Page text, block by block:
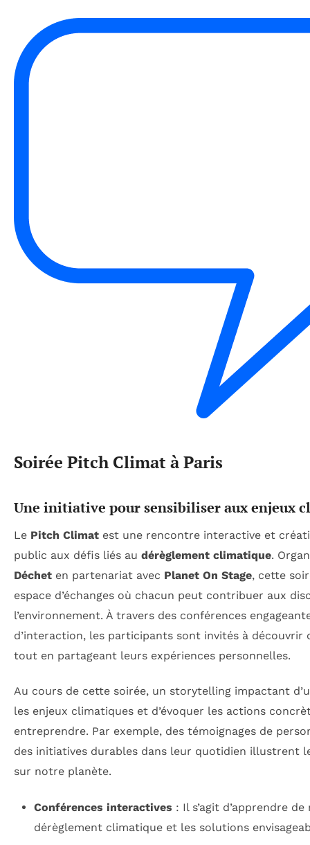
Soirée Pitch Climat à Paris
Une initiative pour sensibiliser aux enjeux
Le Pitch Climat est une rencontre interactive et
public aux défis liés au dérèglement climatique.
Déchet en partenariat avec Planet On Stage, cette
espace d’échanges où chacun peut contribuer aux
l’environnement. À travers des conférences
d’interaction, les participants sont invités à découvrir
tout en partageant leurs expériences personnelles.
Au cours de cette soirée, un storytelling impactant
les enjeux climatiques et d’évoquer les actions
entreprendre. Par exemple, des témoignages de
des initiatives durables dans leur quotidien illustrent
sur notre planète.
Conférences interactives : Il s’agit d’apprendre
dérèglement climatique et les solutions